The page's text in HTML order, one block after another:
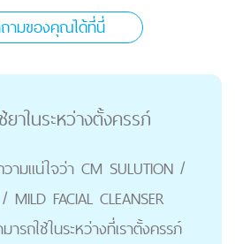
ามของคุณได้ที่นี่
ยาในระหว่างตั้งครรภ์
ามแน่ใจว่า CM SULUTION /
FACIAL CLEANSER
ถใช้ในระหว่างที่เราตั้งครรภ์